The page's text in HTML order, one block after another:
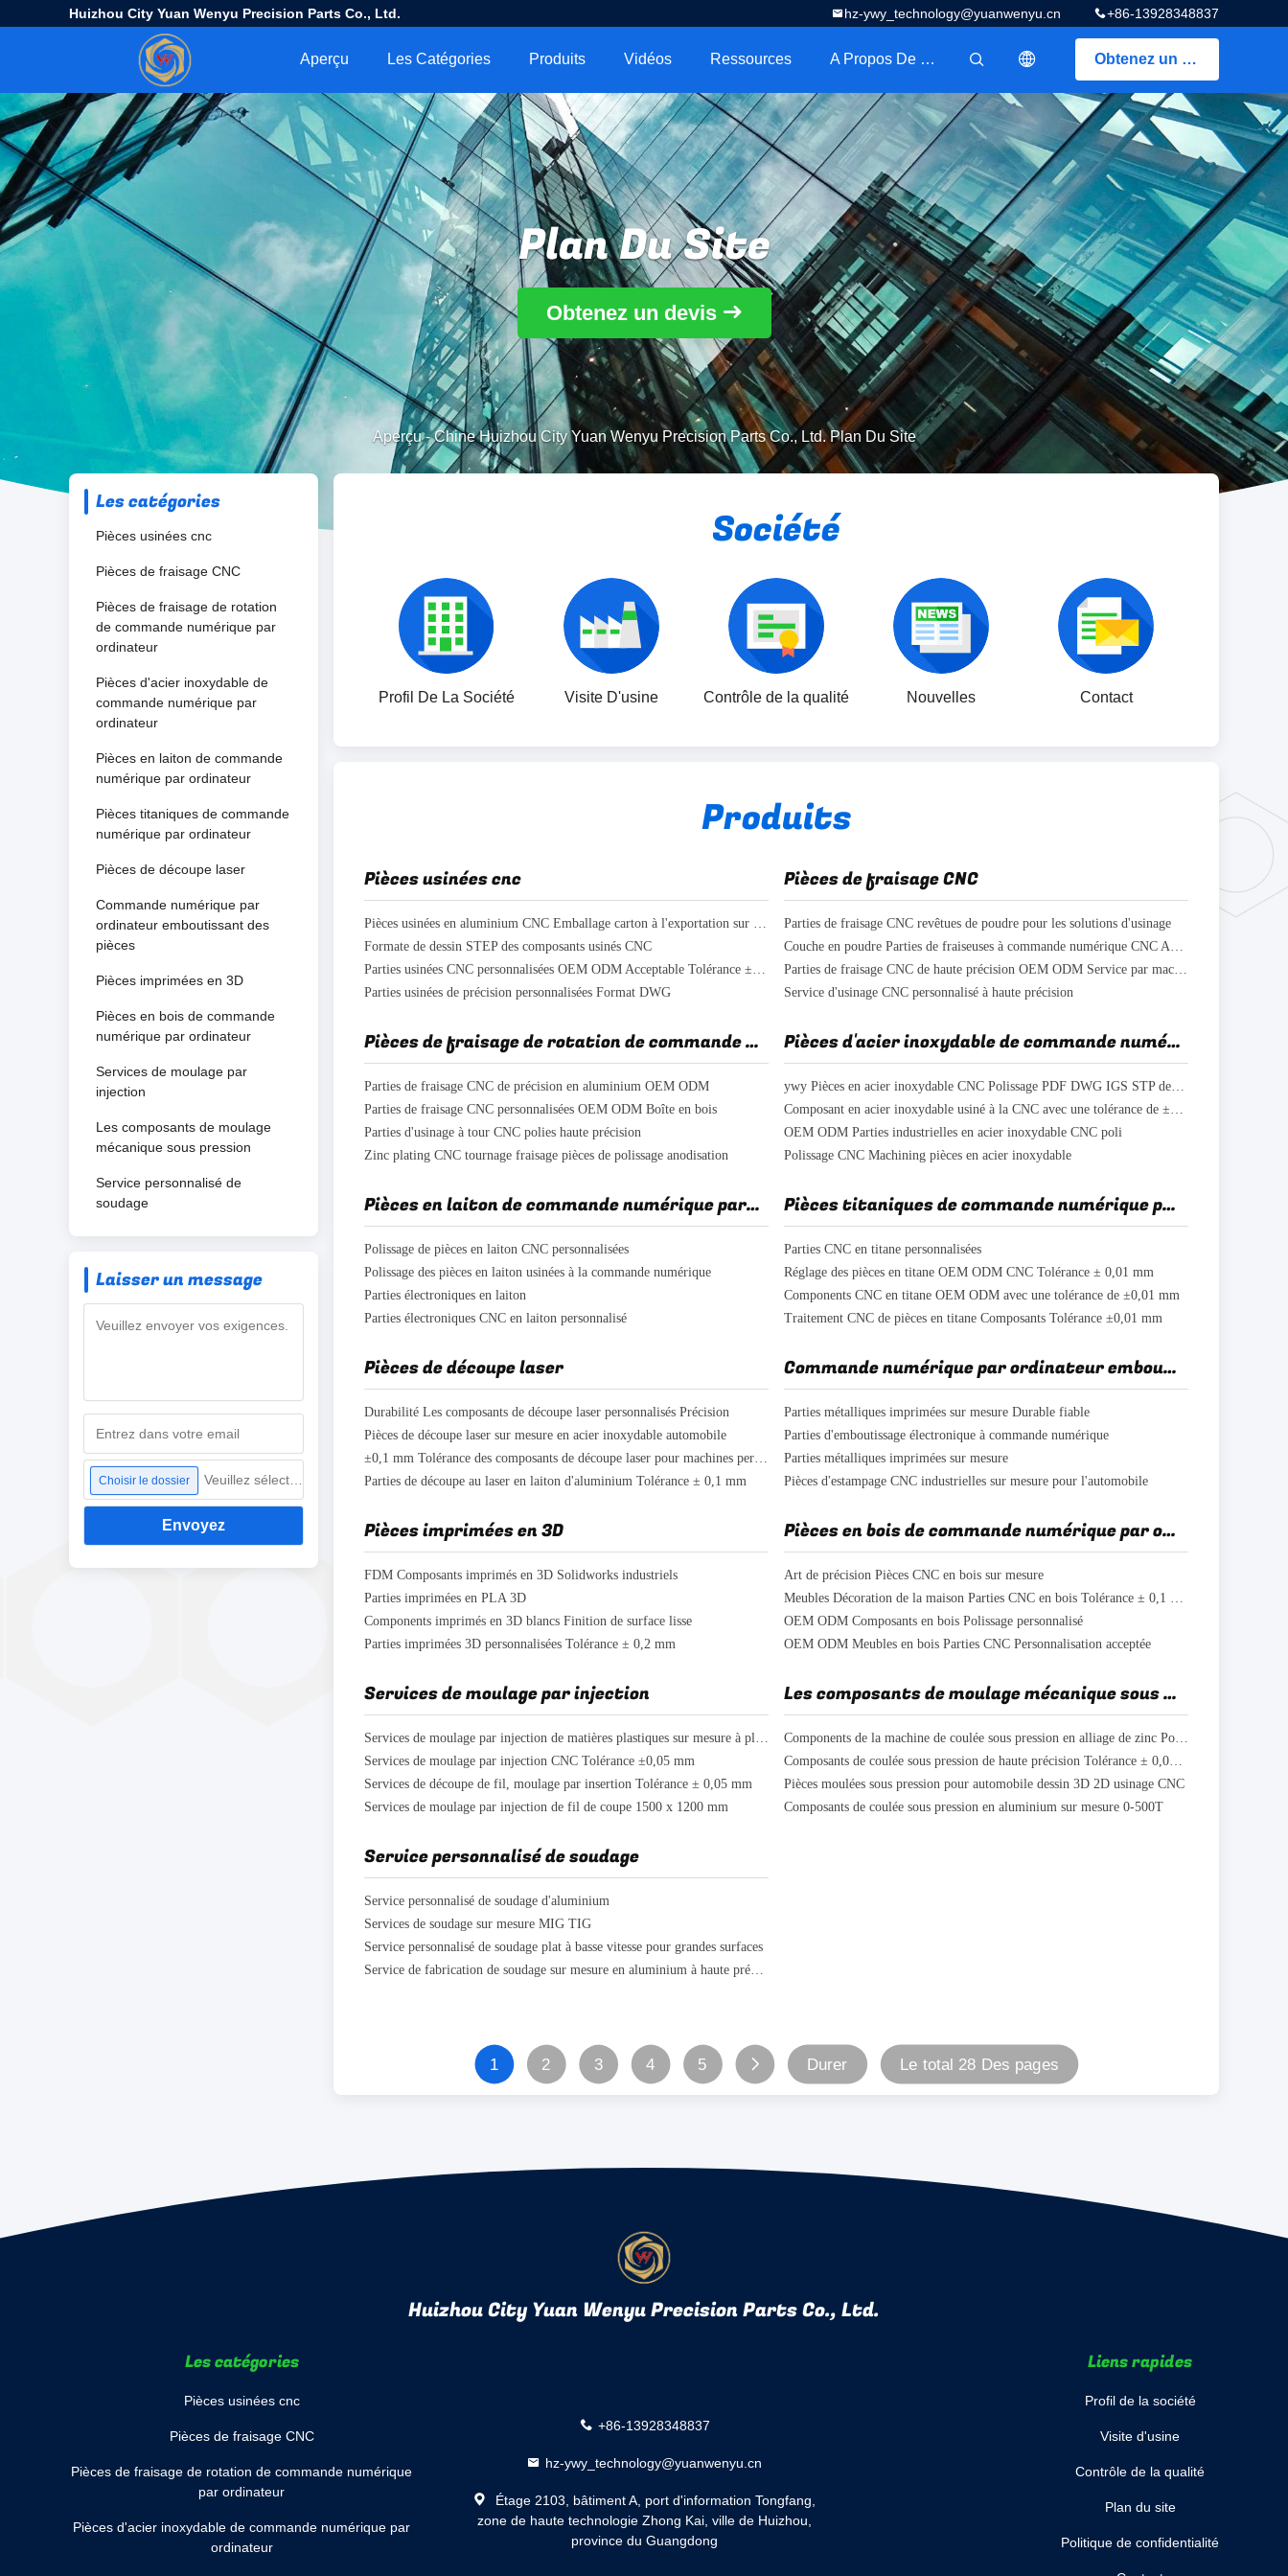
Huizhou City Yuan Wenyu Precision Parts Co., Ltd. +86-13928348837
hz-ywy_technology@yuanwenyu.cn
Obtenez un devis
描述
Aperçu Les Catégories Produits Vidéos Ressources A Propos De Nous
Plan Du Site
Obtenez un devis
Aperçu-Chine Huizhou City Yuan Wenyu Precision Parts Co., Ltd. Plan Du Site
Les catégories
Pièces usinées cnc
Pièces de fraisage CNC
Pièces de fraisage de rotation
de commande numérique par
ordinateur
Pièces d'acier inoxydable de
commande numérique par
ordinateur
Pièces en laiton de commande
numérique par ordinateur
Pièces titaniques de commande
numérique par ordinateur
Pièces de découpe laser
Commande numérique par
ordinateur emboutissant des
pièces
Pièces imprimées en 3D
Pièces en bois de commande
numérique par ordinateur
Services de moulage par
injection
Les composants de moulage
mécanique sous pression
Service personnalisé de
soudage
Laisser un message
Choisir le dossier
Envoyez
Société
Profil De La Société Visite D'usine Contrôle de la qualité Nouvelles Contact
Produits
Pièces usinées cnc
Pièces usinées en aluminium CNC Emballage carton à l'exportation sur mesure
Formate de dessin STEP des composants usinés CNC
Parties usinées CNC personnalisées OEM ODM Acceptable Tolérance ± 0,01 mm
Parties usinées de précision personnalisées Format DWG
Pièces de fraisage CNC
Parties de fraisage CNC revêtues de poudre pour les solutions d'usinage
Couche en poudre Parties de fraiseuses à commande numérique CNC Anodisation
Parties de fraisage CNC de haute précision OEM ODM Service par machine de fraisage CNC
Service d'usinage CNC personnalisé à haute précision
Pièces de fraisage de rotation de commande numérique par ordinateur
Parties de fraisage CNC de précision en aluminium OEM ODM
Parties de fraisage CNC personnalisées OEM ODM Boîte en bois
Parties d'usinage à tour CNC polies haute précision
Zinc plating CNC tournage fraisage pièces de polissage anodisation
Pièces d'acier inoxydable de commande numérique par ordinateur
ywy Pièces en acier inoxydable CNC Polissage PDF DWG IGS STP dessin
Composant en acier inoxydable usiné à la CNC avec une tolérance de ±0,01 mm
OEM ODM Parties industrielles en acier inoxydable CNC poli
Polissage CNC Machining pièces en acier inoxydable
Pièces en laiton de commande numérique par ordinateur
Polissage de pièces en laiton CNC personnalisées
Polissage des pièces en laiton usinées à la commande numérique
Parties électroniques en laiton
Parties électroniques CNC en laiton personnalisé
Pièces titaniques de commande numérique par ordinateur
Parties CNC en titane personnalisées
Réglage des pièces en titane OEM ODM CNC Tolérance ± 0,01 mm
Components CNC en titane OEM ODM avec une tolérance de ±0,01 mm
Traitement CNC de pièces en titane Composants Tolérance ±0,01 mm
Pièces de découpe laser
Durabilité Les composants de découpe laser personnalisés Précision
Pièces de découpe laser sur mesure en acier inoxydable automobile
±0,1 mm Tolérance des composants de découpe laser pour machines personnalisées
Parties de découpe au laser en laiton d'aluminium Tolérance ± 0,1 mm
Commande numérique par ordinateur emboutissant des pièces
Parties métalliques imprimées sur mesure Durable fiable
Parties d'emboutissage électronique à commande numérique
Parties métalliques imprimées sur mesure
Pièces d'estampage CNC industrielles sur mesure pour l'automobile
Pièces imprimées en 3D
FDM Composants imprimés en 3D Solidworks industriels
Parties imprimées en PLA 3D
Components imprimés en 3D blancs Finition de surface lisse
Parties imprimées 3D personnalisées Tolérance ± 0,2 mm
Pièces en bois de commande numérique par ordinateur
Art de précision Pièces CNC en bois sur mesure
Meubles Décoration de la maison Parties CNC en bois Tolérance ± 0,1 mm
OEM ODM Composants en bois Polissage personnalisé
OEM ODM Meubles en bois Parties CNC Personnalisation acceptée
Services de moulage par injection
Services de moulage par injection de matières plastiques sur mesure à plusieurs cavités
Services de moulage par injection CNC Tolérance ±0,05 mm
Services de découpe de fil, moulage par insertion Tolérance ± 0,05 mm
Services de moulage par injection de fil de coupe 1500 x 1200 mm
Les composants de moulage mécanique sous pression
Components de la machine de coulée sous pression en alliage de zinc Polissage Anodisation,
Composants de coulée sous pression de haute précision Tolérance ± 0,01 mm
Pièces moulées sous pression pour automobile dessin 3D 2D usinage CNC
Composants de coulée sous pression en aluminium sur mesure 0-500T
Service personnalisé de soudage
Service personnalisé de soudage d'aluminium
Services de soudage sur mesure MIG TIG
Service personnalisé de soudage plat à basse vitesse pour grandes surfaces
Service de fabrication de soudage sur mesure en aluminium à haute précision
1 2 3 4 5 Durer Le total 28 Des pages
Huizhou City Yuan Wenyu Precision Parts Co., Ltd.
Les catégories
Pièces usinées cnc
Pièces de fraisage CNC
Pièces de fraisage de rotation de commande numérique
par ordinateur
Pièces d'acier inoxydable de commande numérique par
ordinateur
+86-13928348837
hz-ywy_technology@yuanwenyu.cn
Étage 2103, bâtiment A, port d'information Tongfang,
zone de haute technologie Zhong Kai, ville de Huizhou,
province du Guangdong
Liens rapides
Profil de la société
Visite d'usine
Contrôle de la qualité
Plan du site
Politique de confidentialité